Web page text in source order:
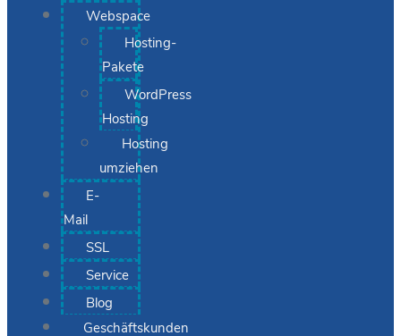
Webspace
Hosting-
Pakete
WordPress
Hosting
Hosting
umziehen
E-
Mail
SSL
Service
Blog
Geschäftskunden